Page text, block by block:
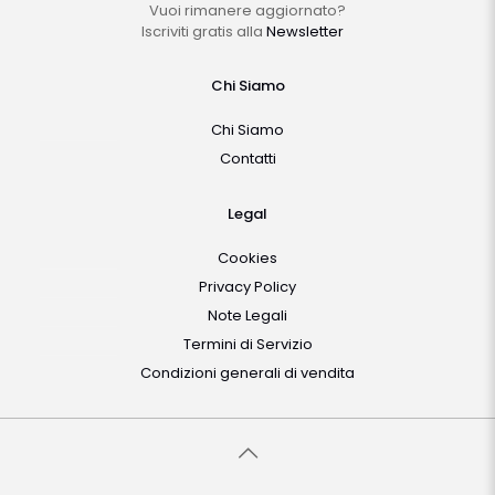
Vuoi rimanere aggiornato?
Iscriviti gratis alla Newsletter
Chi Siamo
Chi Siamo
Contatti
Legal
Cookies
Privacy Policy
Note Legali
Termini di Servizio
Condizioni generali di vendita